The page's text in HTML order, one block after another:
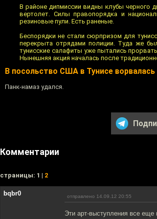
В районе дипмиссии видны клубы черного
вертолет. Силы правопорядка и
резиновые пули. Есть раненые.
Беспорядки не стали сюрпризом для
перекрыта отрядами полиции. Туда же
тунисские салафиты уже пытались
Нынешняя акция началась после
В посольство США в Тунисе ворвалась
Панк-намаз удался.
Комментарии
cтраницы: 1 | 2
bqbr0 отправлено 14.09.12 20:55
Эти арт-выступления все